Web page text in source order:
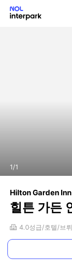
1/1
Hilton Garden
힐튼 가든
4.0성급 호텔 브